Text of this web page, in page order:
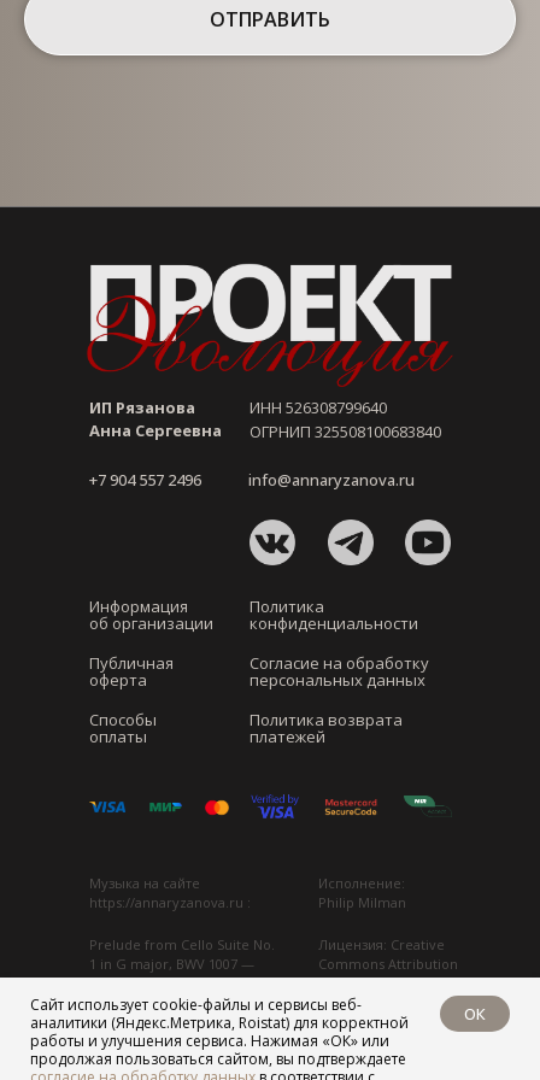
ОТПРАВИТЬ
Сайт использует cookie-файлы и сервисы веб-
аналитики (Яндекс.Метрика, Roistat) для корректной
работы и улучшения сервиса. Нажимая «ОК» или
продолжая пользоваться сайтом, вы подтверждаете
ОК
Политика
конфиденциальности
Согласие на обработку
персональных данных
Политика возврата
платежей
Информация
об организации
Публичная
оферта
Способы
оплаты
ИП Рязанова
Анна Сергеевна
ИНН 526308799640
Музыка на сайте
https://annaryzanova.ru :
Исполнение:
Philip Milman
Аудио адаптировано
для фонового
воспроизведения
Источник:
https://commons.wikimedia.org...
Лицензия: Creative
Commons Attribution
3.0
Prelude from Cello Suite No.
1 in G major, BWV 1007 —
Johann Sebastian Bach
ОГРНИП 325508100683840
+7 904 557 2496 info@annaryzanova.ru